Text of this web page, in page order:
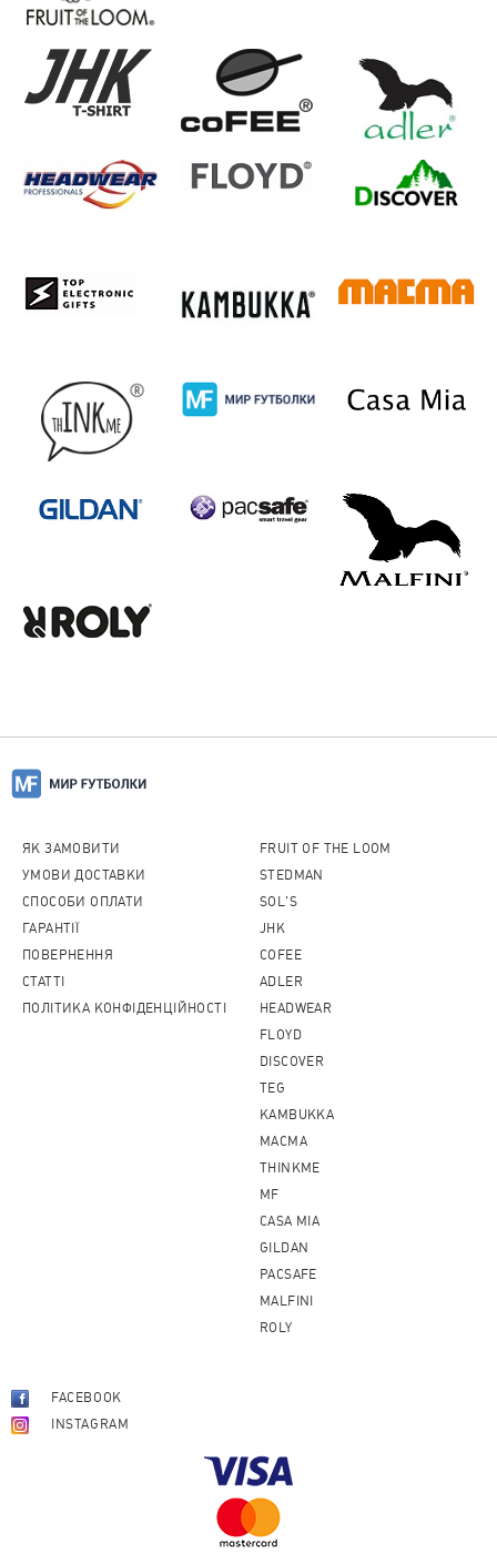
ЯК ЗАМОВИТИ
УМОВИ ДОСТАВКИ
СПОСОБИ ОПЛАТИ
ГАРАНТІЇ
ПОВЕРНЕННЯ
CТАТТІ
ПОЛІТИКА КОНФІДЕНЦІЙНОСТІ
FRUIT OF THE LOOM
STEDMAN
SOL'S
JHK
COFEE
ADLER
HEADWEAR
FLOYD
DISCOVER
TEG
KAMBUKKA
MACMA
THINKME
MF
CASA MIA
GILDAN
PACSAFE
MALFINI
ROLY
FACEBOOK
INSTAGRAM